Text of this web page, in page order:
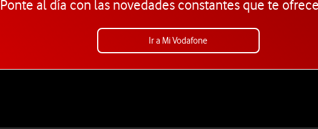
Ponte al día con las novedades constantes que te
Ir a Mi Vodafone